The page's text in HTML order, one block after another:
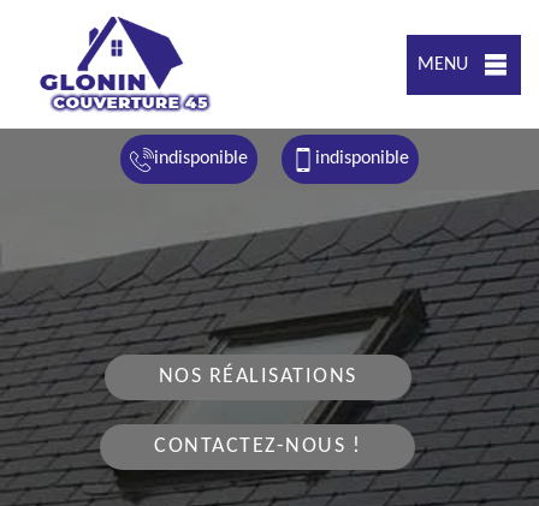
MENU
indisponible indisponible
NOS RÉALISATIONS
CONTACTEZ-NOUS !